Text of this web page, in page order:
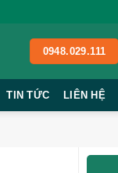
0948.029.111
TIN TỨC LIÊN HỆ